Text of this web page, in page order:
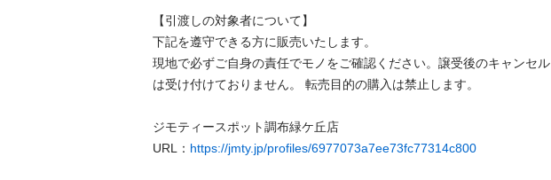
【引渡しの対象者について】
下記を遵守できる⽅に販売いたします。
現地で必ずご⾃⾝の責任でモノをご確認ください。譲受後のキャンセル
は受け付けておりません。 転売⽬的の購⼊は禁⽌します。
ジモティースポット調布緑ケ丘店
URL： https://jmty.jp/profiles/6977073a7ee73fc77314c800